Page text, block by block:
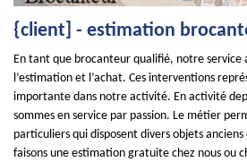
{client] - estimation
En tant que brocanteur qualifié, notre service
l’estimation et l’achat. Ces interventions
importante dans notre activité. En activité
sommes en service par passion. Le métier
particuliers qui disposent divers objets anciens
faisons une estimation gratuite chez nous ou